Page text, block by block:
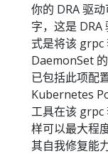
你的 DRA 驱
字，这是 DRA
式是将该 grpc
DaemonSet
已包括此项配
Kubernetes
工具在该 grpc
样可以最大程
其自我修复能